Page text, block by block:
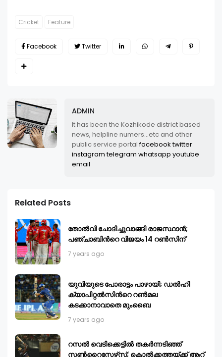
Cricket Feature
Facebook Twitter
ADMIN
It has been the Kozhikode district based
news, helpline numers...etc and other
public service portalfacebook twitter
instagram telegram whatsapp youtube
email
Related Posts
തോല്‍വി ചോദിച്ചുവാങ്ങി രാജസ്ഥാന്‍;
പഞ്ചാബിന്‍റെ വിജയം 14 റണ്‍സിന്
7 years ago
യുവിയുടെ പോരാട്ടം പാഴായി; ഡല്‍ഹി
ക്യാപിറ്റല്‍സിന്‍റെ റണ്‍മല
കടക്കാനാവാതെ മുംബൈ
7 years ago
റസല്‍ വെടിക്കെട്ടിൽ തകർന്നടിഞ്ഞ്
സണ്‍റൈസേഴ്‌സ്; കൊല്‍ക്കത്തയ്ക്ക് ആറ്